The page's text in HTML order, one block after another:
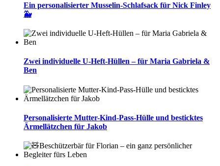
Ein personalisierter Musselin-Schlafsack für Nick Finley
🐳
Zwei individuelle U-Heft-Hüllen – für Maria Gabriela &
Ben
Personalisierte Mutter-Kind-Pass-Hülle und besticktes
Ärmellätzchen für Jakob